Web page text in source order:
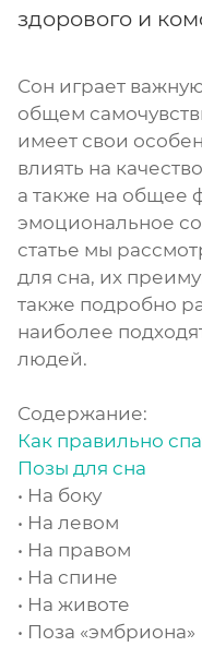
здорового и
Сон играет
общем
имеет свои
влиять на
а также на общее
эмоциональное
статье мы
для сна, их
также подробно
наиболее
людей.
Содержание:
Как правильно
Позы для сна
• На боку
• На левом
• На правом
• На спине
• На животе
• Поза «эмбриона»